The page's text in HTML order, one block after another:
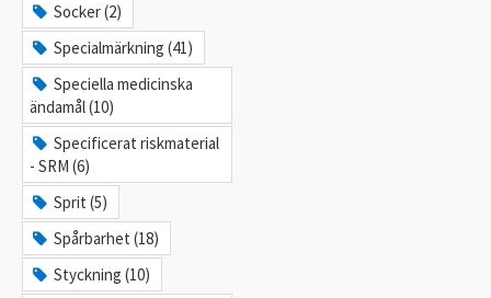
Socker (2)
Specialmärkning (41)
Speciella medicinska
ändamål (10)
Specificerat riskmaterial
- SRM (6)
Sprit (5)
Spårbarhet (18)
Styckning (10)